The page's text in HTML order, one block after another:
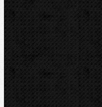
Nůžky
Řezáky a kolečka
Odhrotovače, kalibry